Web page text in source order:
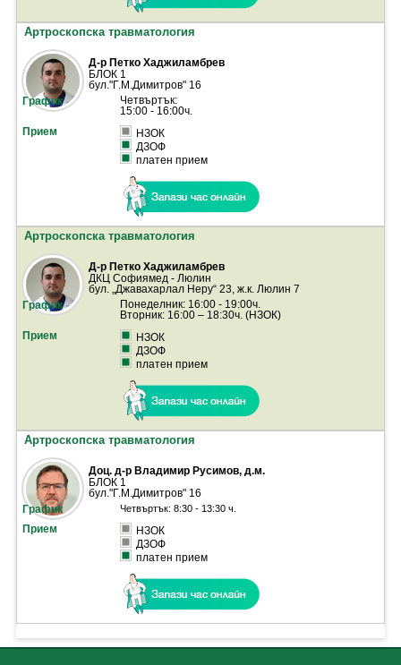
Артроскопска травматология
Д-р Петко Хаджиламбрев
БЛОК 1
бул."Г.М.Димитров" 16
Четвъртък:
15:00 - 16:00ч.
НЗОК
ДЗОФ
платен прием
Артроскопска травматология
Д-р Петко Хаджиламбрев
ДКЦ Софиямед - Люлин
бул. „Джавахарлал Неру“ 23, ж.к. Люлин 7
Понеделник: 16:00 - 19:00ч.
Вторник: 16:00 – 18:30ч. (НЗОК)
НЗОК
ДЗОФ
платен прием
Артроскопска травматология
Доц. д-р Владимир Русимов, д.м.
БЛОК 1
бул."Г.М.Димитров" 16
Четвъртък: 8:30 - 13:30 ч.
НЗОК
ДЗОФ
платен прием